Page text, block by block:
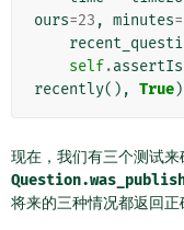
ours=23 , minutes=
self.assertIs
recently(), True)
现在，我们有三个测试来
将来的三种情况都返回正